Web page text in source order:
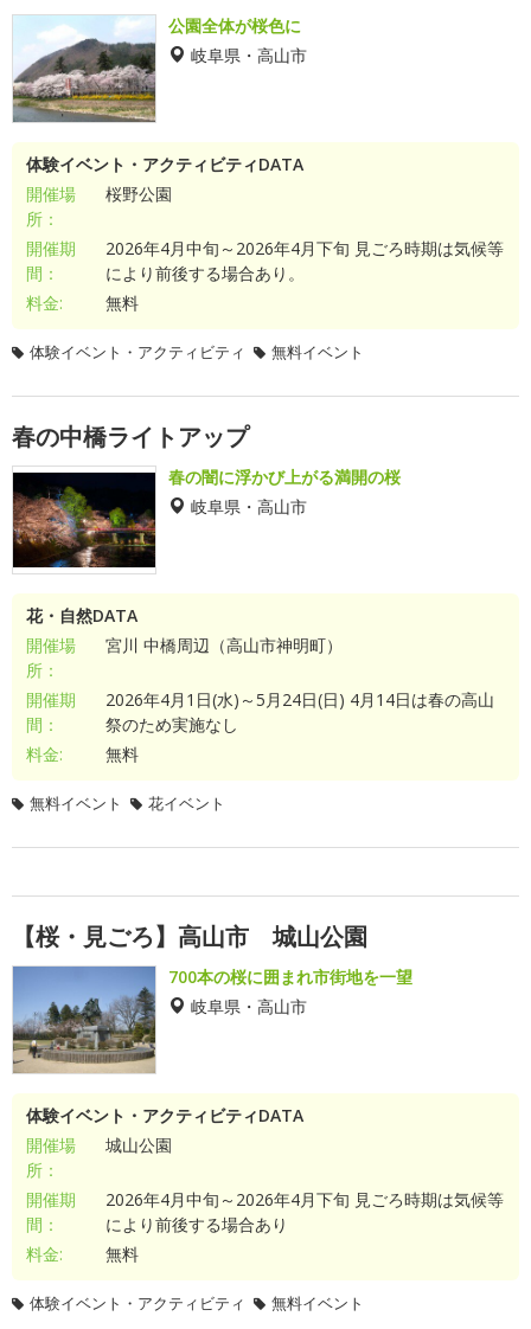
公園全体が桜色に
岐阜県・高山市
体験イベント・アクティビティDATA
開催場
所：
桜野公園
開催期
間：
2026年4月中旬～2026年4月下旬 見ごろ時期は気候等
により前後する場合あり。
料金:
無料
体験イベント・アクティビティ 無料イベント
春の中橋ライトアップ
春の闇に浮かび上がる満開の桜
岐阜県・高山市
花・自然DATA
開催場
所：
宮川 中橋周辺（高山市神明町）
開催期
間：
2026年4月1日(水)～5月24日(日) 4月14日は春の高山
祭のため実施なし
料金:
無料
無料イベント 花イベント
【桜・見ごろ】高山市 城山公園
700本の桜に囲まれ市街地を一望
岐阜県・高山市
体験イベント・アクティビティDATA
開催場
所：
城山公園
開催期
間：
2026年4月中旬～2026年4月下旬 見ごろ時期は気候等
により前後する場合あり
料金:
無料
体験イベント・アクティビティ 無料イベント